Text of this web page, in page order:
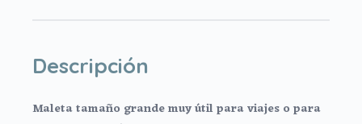
Descripción
Maleta tamaño grande muy útil para viajes o para